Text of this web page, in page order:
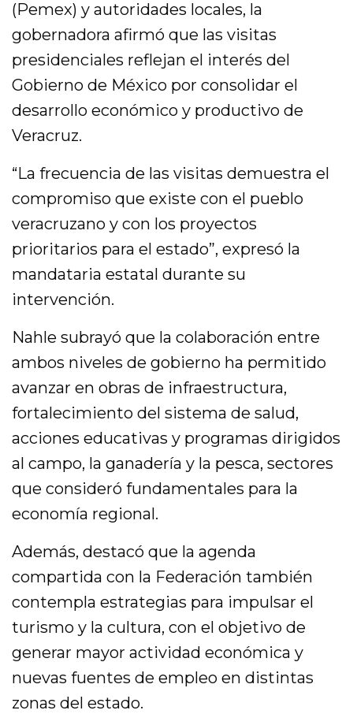
(Pemex) y autoridades locales, la
gobernadora afirmó que las visitas
presidenciales reflejan el interés del
Gobierno de México por consolidar el
desarrollo económico y productivo de
Veracruz.
“La frecuencia de las visitas demuestra el
compromiso que existe con el pueblo
veracruzano y con los proyectos
prioritarios para el estado”, expresó la
mandataria estatal durante su
intervención.
Nahle subrayó que la colaboración entre
ambos niveles de gobierno ha permitido
avanzar en obras de infraestructura,
fortalecimiento del sistema de salud,
acciones educativas y programas dirigidos
al campo, la ganadería y la pesca, sectores
que consideró fundamentales para la
economía regional.
Además, destacó que la agenda
compartida con la Federación también
contempla estrategias para impulsar el
turismo y la cultura, con el objetivo de
generar mayor actividad económica y
nuevas fuentes de empleo en distintas
zonas del estado.